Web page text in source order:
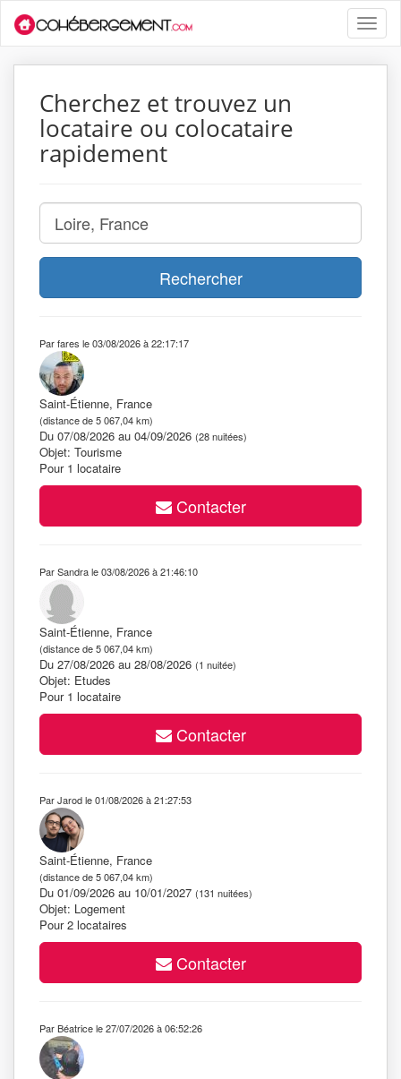
Toggle
Cherchez et trouvez un
locataire ou colocataire
rapidement
Rechercher
Par fares le 03/08/2026 à 22:17:17
Saint-Étienne, France
(distance de 5 067,04 km)
Du 07/08/2026 au 04/09/2026 (28 nuitées)
Objet: Tourisme
Pour 1 locataire
Contacter
Par Sandra le 03/08/2026 à 21:46:10
Saint-Étienne, France
(distance de 5 067,04 km)
Du 27/08/2026 au 28/08/2026 (1 nuitée)
Objet: Etudes
Pour 1 locataire
Contacter
Par Jarod le 01/08/2026 à 21:27:53
Saint-Étienne, France
(distance de 5 067,04 km)
Du 01/09/2026 au 10/01/2027 (131 nuitées)
Objet: Logement
Pour 2 locataires
Contacter
Par Béatrice le 27/07/2026 à 06:52:26